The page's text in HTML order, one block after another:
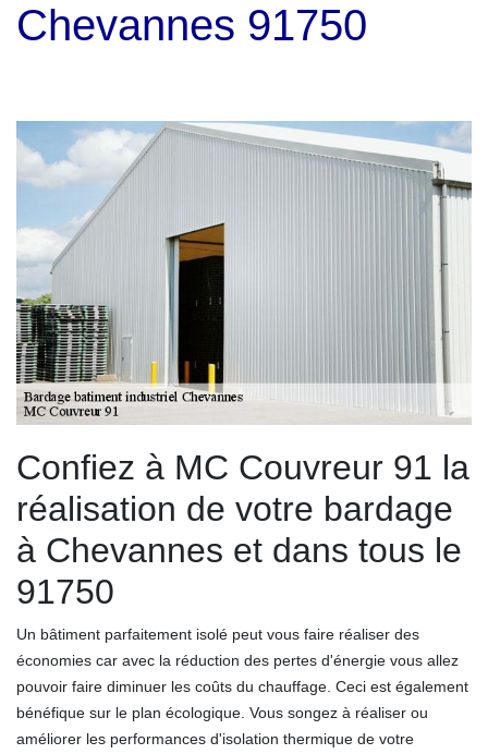
Chevannes 91750
Confiez à MC Couvreur 91 la
réalisation de votre bardage
à Chevannes et dans tous le
91750
Un bâtiment parfaitement isolé peut vous faire réaliser des
économies car avec la réduction des pertes d'énergie vous allez
pouvoir faire diminuer les coûts du chauffage. Ceci est également
bénéfique sur le plan écologique. Vous songez à réaliser ou
améliorer les performances d'isolation thermique de votre